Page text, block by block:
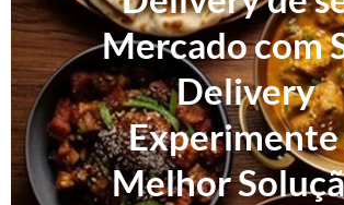
Mercado com
Delivery
Experimente
Melhor